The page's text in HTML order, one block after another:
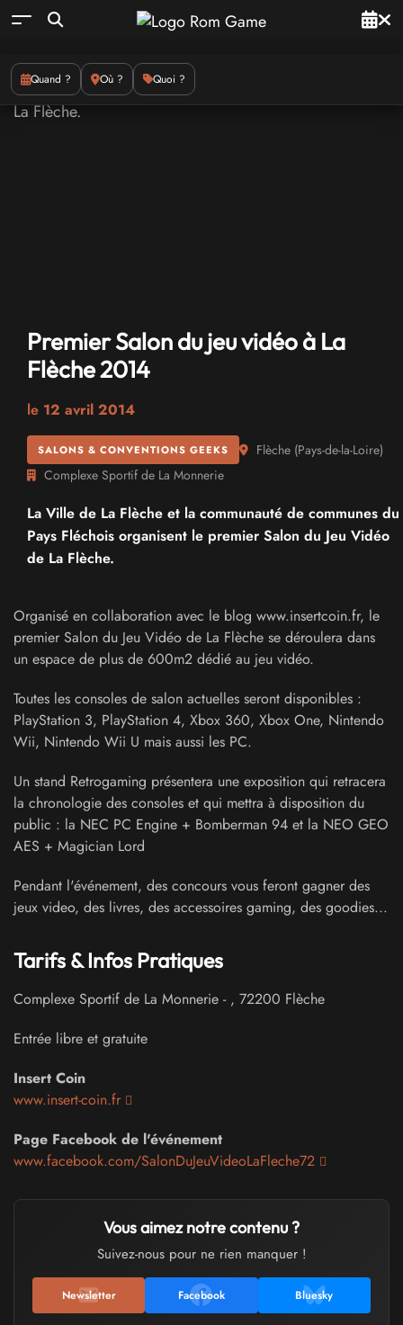
Quand ? Où ? Quoi ?
Premier Salon du jeu vidéo à La
Flèche 2014
le 12 avril 2014
SALONS & CONVENTIONS GEEKS Flèche (Pays-de-la-Loire)
Complexe Sportif de La Monnerie
La Ville de La Flèche et la communauté de communes du
Pays Fléchois organisent le premier Salon du Jeu Vidéo
de La Flèche.
Organisé en collaboration avec le blog www.insertcoin.fr, le
premier Salon du Jeu Vidéo de La Flèche se déroulera dans
un espace de plus de 600m2 dédié au jeu vidéo.
Toutes les consoles de salon actuelles seront disponibles :
PlayStation 3, PlayStation 4, Xbox 360, Xbox One, Nintendo
Wii, Nintendo Wii U mais aussi les PC.
Un stand Retrogaming présentera une exposition qui retracera
la chronologie des consoles et qui mettra à disposition du
public : la NEC PC Engine + Bomberman 94 et la NEO GEO
AES + Magician Lord
Pendant l'événement, des concours vous feront gagner des
jeux video, des livres, des accessoires gaming, des goodies...
Tarifs & Infos Pratiques
Complexe Sportif de La Monnerie - , 72200 Flèche
Entrée libre et gratuite
Insert Coin
www.insert-coin.fr
Page Facebook de l'événement
www.facebook.com/SalonDuJeuVideoLaFleche72
Vous aimez notre contenu ?
Suivez-nous pour ne rien manquer !
Newsletter Facebook Bluesky